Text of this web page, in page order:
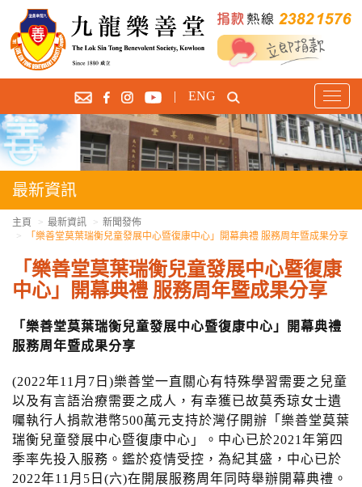
T
o
g
g
l
v
i
g
i
| ENG
最新資訊
主頁 最新資訊
新聞發佈
「樂善堂莫葉瑞衡兒童發展中心暨復康中心」開幕典禮 服務周年暨成果分享
「樂善堂莫葉瑞衡兒童發展中心暨復康
中心」開幕典禮 服務周年暨成果分享
「樂善堂莫葉瑞衡兒童發展中心暨復康中心」開幕典禮
服務周年暨成果分享
(2022年11月7日)樂善堂一直關心有特殊學習需要之兒童
以及有言語治療需要之成人，有幸獲已故莫秀琼女士遺
囑執行人捐款港幣500萬元支持於灣仔開辦「樂善堂莫葉
瑞衡兒童發展中心暨復康中心」。中心已於2021年第四
季率先投入服務。鑑於疫情受控，為紀其盛，中心已於
2022年11月5日(六)在開展服務周年同時舉辦開幕典禮。